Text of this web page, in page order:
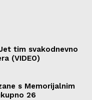
tim svakodnevno
(VIDEO)
s Memorijalnim
26